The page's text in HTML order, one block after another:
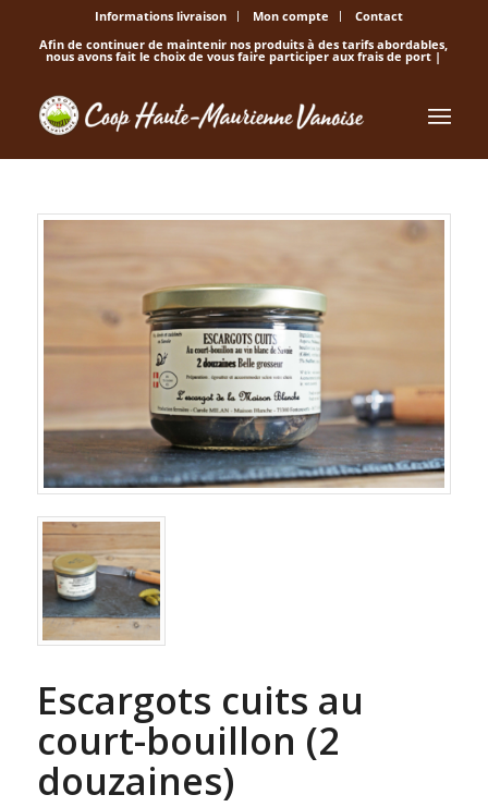
Informations livraison Mon compte
Contact
Afin de continuer de maintenir nos produits à des tarifs abordables,
nous avons fait le choix de vous faire participer aux frais de port |
Escargots cuits au
court-bouillon (2
douzaines)